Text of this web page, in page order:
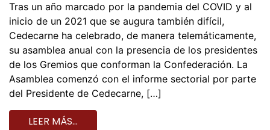
Tras un año marcado por la pandemia del COVID y al
inicio de un 2021 que se augura también difícil,
Cedecarne ha celebrado, de manera telemáticamente,
su asamblea anual con la presencia de los presidentes
de los Gremios que conforman la Confederación. La
Asamblea comenzó con el informe sectorial por parte
del Presidente de Cedecarne, […]
LEER MÁS…